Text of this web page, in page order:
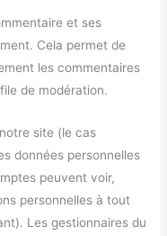
et ses
Cela permet de
les commentaires
de modération.
site (le cas
données personnelles
peuvent voir,
personnelles à tout
Les gestionnaires du